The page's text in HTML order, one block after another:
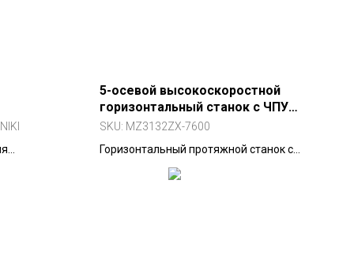
5-осевой высокоскоростной
горизонтальный станок с ЧПУ
MZ3132ZX-7600
SKU: MZ3132ZX-7600
Горизонтальный протяжной станок с
ходом 7600 мм и усилием 320 кН для
обработки крупных турбинных дисков